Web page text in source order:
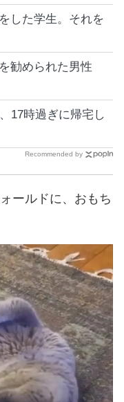
した学生。それを
勧められた男性
17時過ぎに帰宅し
Recommended by
ールドに、おもち